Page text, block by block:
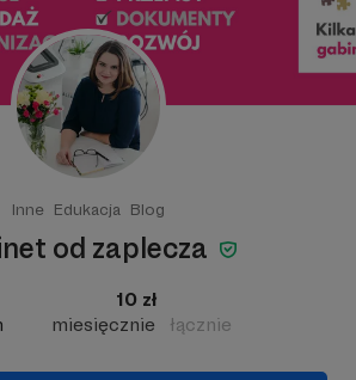
Inne Edukacja Blog
od zaplecza
10 zł
miesięcznie
łącznie